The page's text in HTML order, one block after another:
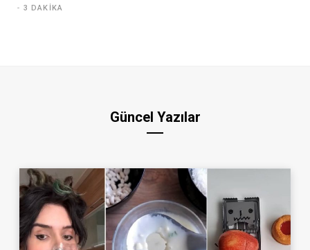
3 DAKIKA
Güncel Yazılar